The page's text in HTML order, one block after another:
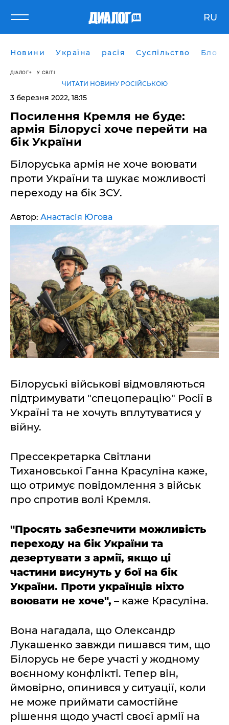
RU
Новини Україна расія Суспільство Блоги
ДІАЛОГ У СВІТІ
ЧИТАТИ НОВИНУ РОСІЙСЬКОЮ
3 березня 2022, 18:15
Посилення Кремля не буде:
армія Білорусі хоче перейти на
бік України
Білоруська армія не хоче воювати
проти України та шукає можливості
переходу на бік ЗСУ.
Автор: Анастасія Югова
Білоруські військові відмовляються
підтримувати "спецоперацію" Росії в
Україні та не хочуть вплутуватися у
війну.
Прессекретарка Світлани
Тихановської Ганна Красуліна каже,
що отримує повідомлення з військ
про спротив волі Кремля.
"Просять забезпечити можливість
переходу на бік України та
дезертувати з армії, якщо ці
частини висунуть у бої на бік
України. Проти українців ніхто
воювати не хоче", – каже Красуліна.
Вона нагадала, що Олександр
Лукашенко завжди пишався тим, що
Білорусь не бере участі у жодному
воєнному конфлікті. Тепер він,
ймовірно, опинився у ситуації, коли
не може приймати самостійне
рішення щодо участі своєї армії на